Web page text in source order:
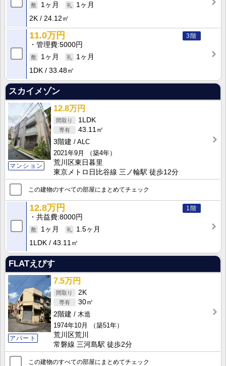
1ヶ月
1ヶ月
2K
24.12㎡
3階
11.0万円
管理費 5000円
1ヶ月
1ヶ月
1DK
33.48㎡
スカイメゾン
マンション
12.8万円
1LDK
43.11㎡
3階建
ALC
2021年9月
（築4年）
荒川区東日暮里
東京メトロ日比谷線 三ノ輪駅 徒歩12分
この建物のすべての部屋にまとめてチェック
1階
12.8万円
共益費 8000円
1ヶ月
1.5ヶ月
1LDK
43.11㎡
FLATえびす
アパート
7.5万円
2K
30㎡
2階建
木造
1974年10月
（築51年）
荒川区荒川
常磐線 三河島駅 徒歩2分
この建物のすべての部屋にまとめてチェック